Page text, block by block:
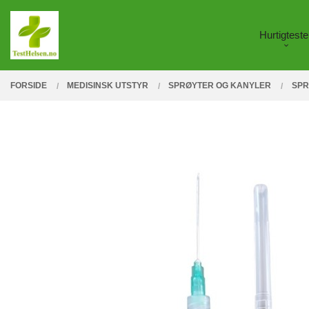
innholdet
PRODUKTER
FORSIDE MEDISINSK UTSTYR SPRØYTER OG KANYLER